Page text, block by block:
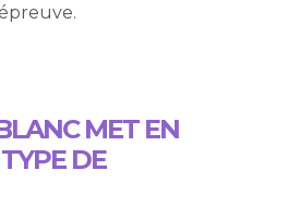
MET EN
DE